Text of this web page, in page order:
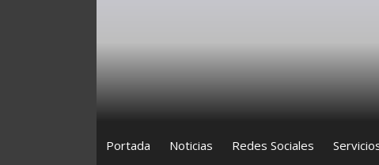
Portada Noticias Redes Sociales